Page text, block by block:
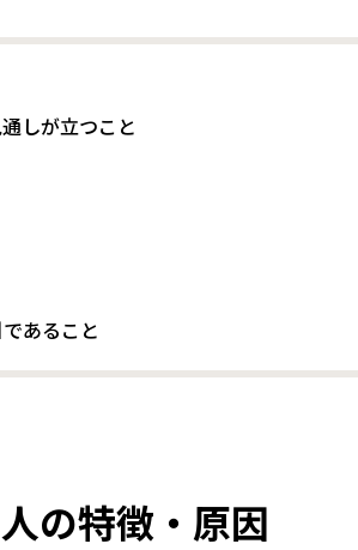
しが立つこと
あること
の特徴・原因